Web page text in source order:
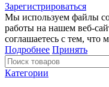
Зарегистрироваться
Мы используем файлы
работы на нашем веб-
соглашаетесь с тем,
Подробнее Принять
Категории